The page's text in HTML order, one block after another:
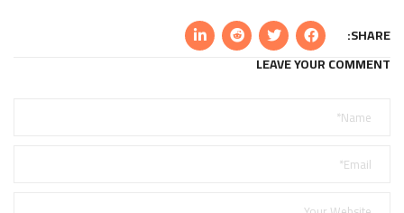
SHARE:
LEAVE YOUR COMMENT